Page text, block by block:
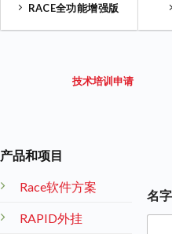
RACE全功能增强版
技术培训申请
产品和项目
Race软件方案
RAPID外挂
名